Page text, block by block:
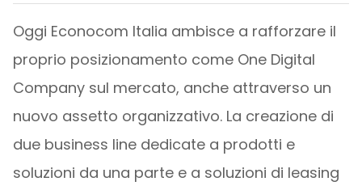
Oggi Econocom Italia ambisce a rafforzare il
proprio posizionamento come One Digital
Company sul mercato, anche attraverso un
nuovo assetto organizzativo. La creazione di
due business line dedicate a prodotti e
soluzioni da una parte e a soluzioni di leasing